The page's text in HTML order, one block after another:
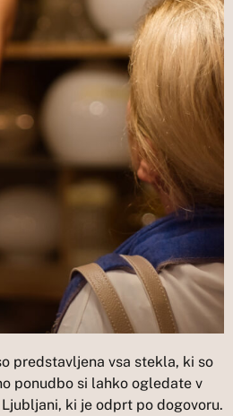
predstavljena vsa stekla, ki so
ponudbo si lahko ogledate v
ki je odprt po dogovoru.